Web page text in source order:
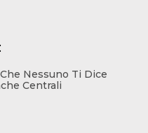
Nessuno Ti Dice
Centrali